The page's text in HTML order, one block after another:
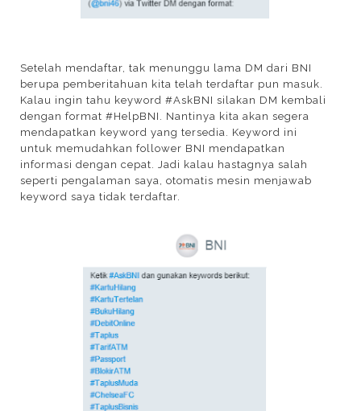
Setelah mendaftar, tak menunggu lama DM dari BNI
berupa pemberitahuan kita telah terdaftar pun masuk.
Kalau ingin tahu keyword #AskBNI silakan DM kembali
dengan format #HelpBNI. Nantinya kita akan segera
mendapatkan keyword yang tersedia. Keyword ini
untuk memudahkan follower BNI mendapatkan
informasi dengan cepat. Jadi kalau hastagnya salah
seperti pengalaman saya, otomatis mesin menjawab
keyword saya tidak terdaftar.